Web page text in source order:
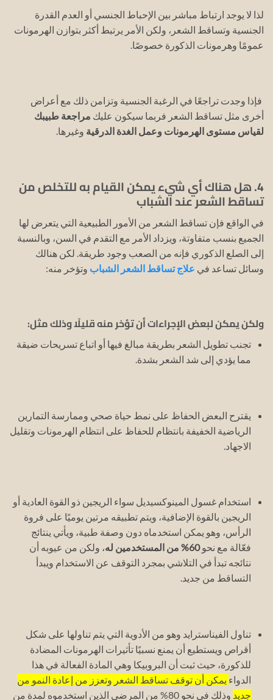
لذا لا يوجد ارتباط مباشر بين الإحباط الجنسي أو العدم القدرة
الجنسية وتساقط الشعر، ولكن الأمر يرتبط أكثر بتوازن الهرمونات
عمومًا وهرمونات الذكورة خصوصًا.
فإذا وجدت تراجعًا في الرغبة الجنسية وتزامن ذلك مع أعراض
أخرى مثل تساقط الشعر فربما سيكون عليك مراجعة طبيبك
لقياس مستوى الهرمونات وعمل الغدة الدرقية وغيرها.
4. هل هناك أي شيء يمكن القيام به للتخلص من
تساقط الشعر عند الشباب
في الواقع فإن تساقط الشعر من الأمور الطبيعية التي يتعرض لها
الجميع بنسب متفاوتة، ويزداد الأمر مع التقدم في السن، وبالنسبة
إلى الصلع الذكوري فإنه من الصعب وجود طريقة. لكن هنالك
وسائل تساعد في علاج تساقط الشعر الشباب وتؤخر منه:
ولكن يمكن لبعض الإجراءات أن تؤخر منه قليلًا وذلك مثل:
تجنب تطويل الشعر بطريقة مبالغ فيها أو اتباع تسريحات ضيقة
مما يؤدي إلى شد الشعر بشدة.
يقترح البعض الحفاظ على نمط حياة صحي وممارسة التمارين
الرياضية الخفيفة بانتظام للحفاظ على انتظام الهرمونات وتقليل
الاجهاد.
استخدام غسول المينوكسيديل سواء الريجين ذو القوة العادية أو
الريجين بالقوة الإضافية، ويتم تطبيقه مرتين يوميًا على فروة
الرأس، وهو يمكن استخدماه دون وصفة طبية، ويأتي ينتائج
فعّالة مع نحو60% من المستخدمين له
، ولكن من عيوبه أن
نتائجه تبدأ في التلاشي بمجرد التوقف عن الاستخدام ويبدأ
التساقط من جديد.
تناول الفيناسترايد وهو من الأدوية التي يتم تناولها على شكل
أقراص ويستطيع أن يمنع نسبيًا تأثيرات الهرمونات المضادة
للذكورة، حيث ثبت أن البروبيكا وهي المادة الفعالة في هذا
الدواء يمكن أن توقف تساقط الشعر وتعزز من إعادة النمو من
جديد
وذلك في نحو 80% من المرضى الذين استخدموه لمدة من